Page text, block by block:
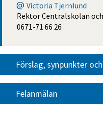
Victoria Tjernlund
Rektor Centralskolan
0671-71 66 26
Förslag, synpunkter
Felanmälan